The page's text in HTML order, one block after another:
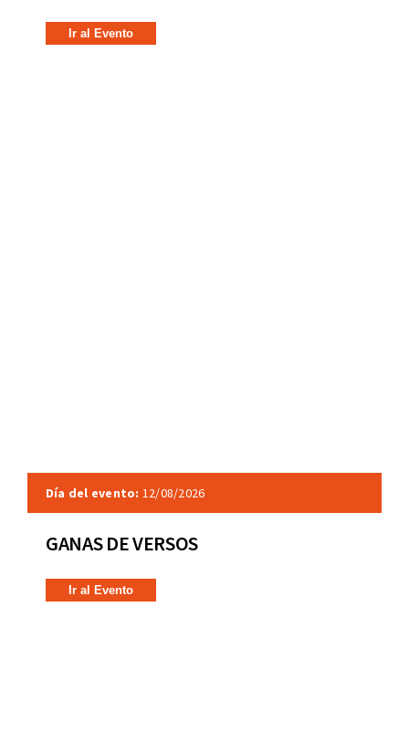
Ir al Evento
Día del evento: 12/08/2026
GANAS DE VERSOS
Ir al Evento